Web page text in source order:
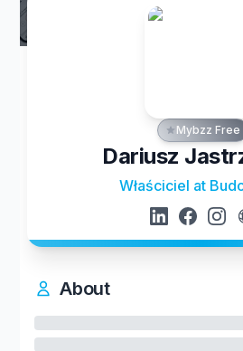
Mybzz Free
Dariusz
Właściciel at
About